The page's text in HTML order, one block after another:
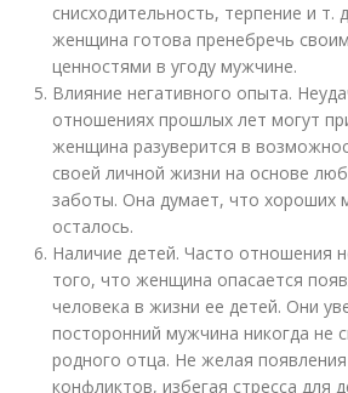
снисходительность, терпение и т.
женщина готова пренебречь
ценностями в угоду мужчине.
Влияние негативного опыта.
отношениях прошлых лет могут
женщина разуверится в
своей личной жизни на основе
заботы. Она думает, что хороших
осталось.
Наличие детей. Часто отношения
того, что женщина опасается
человека в жизни ее детей. Они
посторонний мужчина никогда не
родного отца. Не желая
конфликтов, избегая стресса для